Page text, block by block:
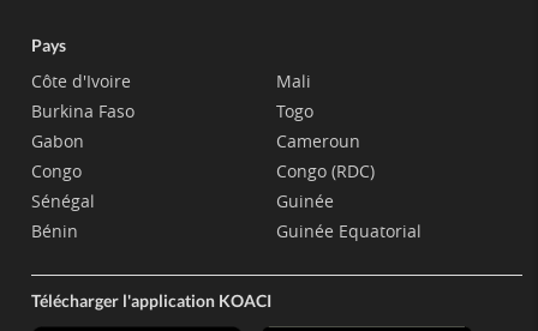
Pays
Côte d'Ivoire
Burkina Faso
Gabon
Congo
Sénégal
Bénin
Mali
Togo
Cameroun
Congo (RDC)
Guinée
Guinée Equatorial
Télécharger l'application KOACI